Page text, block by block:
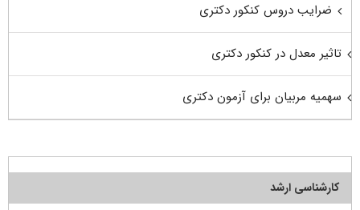
ضرایب دروس کنکور دکتری
تاثیر معدل در کنکور دکتری
سهمیه مربیان برای آزمون دکتری
کارشناسی ارشد